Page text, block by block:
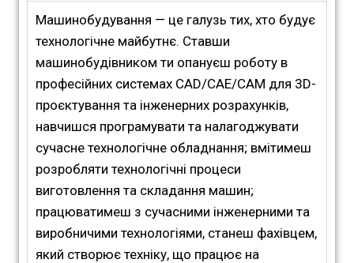
Машинобудування — це галузь тих, хто будує
технологічне майбутнє. Ставши
машинобудівником ти опануєш роботу в
професійних системах CAD/CAE/CAM для 3D-
проєктування та інженерних розрахунків,
навчишся програмувати та налагоджувати
сучасне технологічне обладнання; вмітимеш
розробляти технологічні процеси
виготовлення та складання машин;
працюватимеш з сучасними інженерними та
виробничими технологіями, станеш фахівцем,
який створює техніку, що працює на